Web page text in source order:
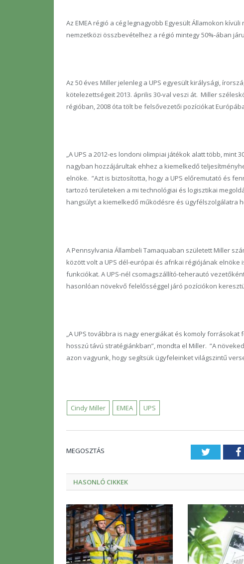
Az EMEA régió a cég legnagyobb Egyesült Államokon
nemzetközi összbevételhez a régió mintegy 50%-ában
Az 50 éves Miller jelenleg a UPS egyesült királysági,
kötelezettségeit 2013. április 30-val veszi át. Miller
régióban, 2008 óta tölt be felsővezetői pozíciókat
„A UPS a 2012-es londoni olimpiai játékok alatt több,
nagyban hozzájárultak ehhez a kiemelkedő
elnöke. ”Azt is biztosította, hogy a UPS előremutató és
tartozó területeken a mi technológiai és logisztikai
hangsúlyt a kiemelkedő működésre és ügyfélszolgálatra
A Pennsylvania Állambeli Tamaquaban született Miller
között volt a UPS dél-európai és afrikai régiójának
funkciókat. A UPS-nél csomagszállító-teherautó
hasonlóan növekvő felelősséggel járó pozíciókon
„A UPS továbbra is nagy energiákat és komoly
hosszú távú stratégiánkban”, mondta el Miller. ”A
azon vagyunk, hogy segítsük ügyfeleinket világszintű
Cindy Miller EMEA UPS
MEGOSZTÁS Twitter
HASONLÓ CIKKEK